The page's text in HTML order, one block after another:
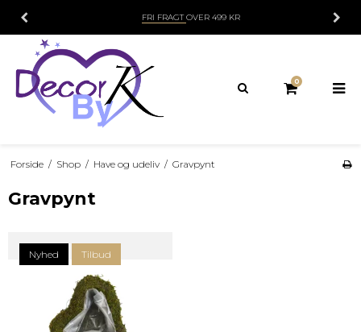
FRI FRAGTOVER 499 KR
0
Forside / Shop / Have og udeliv / Gravpynt
Gravpynt
Nyhed Tilbud